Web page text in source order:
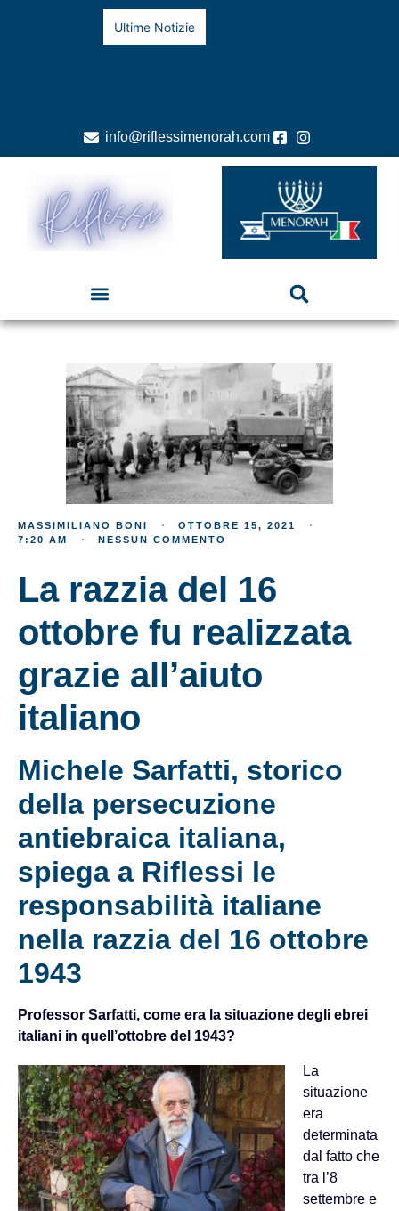
Ultime Notizie
info@riflessimenorah.com
MASSIMILIANO BONI
OTTOBRE 15, 2021
7:20 AM
NESSUN COMMENTO
La razzia del 16
ottobre fu realizzata
grazie all’aiuto
italiano
Michele Sarfatti, storico
della persecuzione
antiebraica italiana,
spiega a Riflessi le
responsabilità italiane
nella razzia del 16 ottobre
1943
Professor Sarfatti, come era la situazione degli ebrei
italiani in quell’ottobre del 1943?
La
situazione
era
determinata
dal fatto che
tra l’8
settembre e